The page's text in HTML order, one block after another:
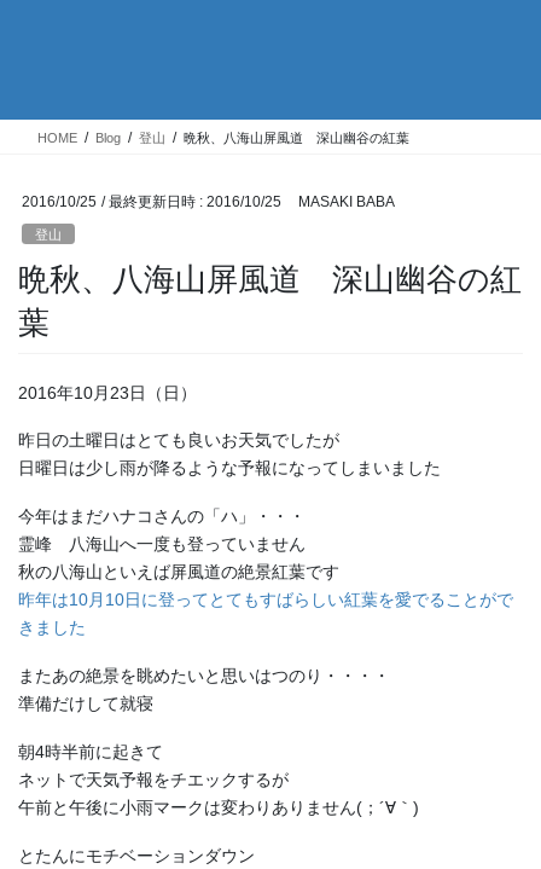
HOME Blog 登山 晩秋、八海山屏風道 深山幽谷の紅葉
2016/10/25 / 最終更新日時 : 2016/10/25 MASAKI BABA
登山
晩秋、八海山屏風道 深山幽谷の紅
葉
2016年10月23日（日）
昨日の土曜日はとても良いお天気でしたが
日曜日は少し雨が降るような予報になってしまいました
今年はまだハナコさんの「ハ」・・・
霊峰 八海山へ一度も登っていません
秋の八海山といえば屏風道の絶景紅葉です
昨年は10月10日に登ってとてもすばらしい紅葉を愛でることがで
きました
またあの絶景を眺めたいと思いはつのり・・・・
準備だけして就寝
朝4時半前に起きて
ネットで天気予報をチエックするが
午前と午後に小雨マークは変わりありません(；´∀｀)
とたんにモチベーションダウン